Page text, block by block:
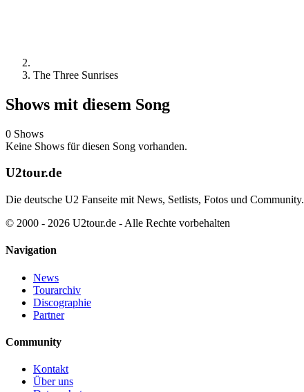
The Three Sunrises
Shows mit diesem Song
0 Shows
Keine Shows für diesen Song vorhanden.
U2tour.de
Die deutsche U2 Fanseite mit News, Setlists, Fotos und Community.
© 2000 - 2026 U2tour.de - Alle Rechte vorbehalten
Navigation
News
Tourarchiv
Discographie
Partner
Community
Kontakt
Über uns